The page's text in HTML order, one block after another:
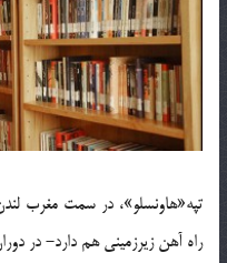
تپه«هاونسلو»، در سمت مغرب
راه آهن زيرزميني هم دارد- در